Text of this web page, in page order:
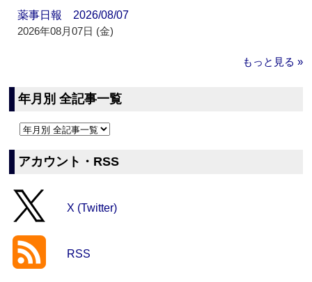
薬事日報 2026/08/07
2026年08月07日 (金)
もっと見る »
年月別 全記事一覧
アカウント・RSS
X (Twitter)
RSS